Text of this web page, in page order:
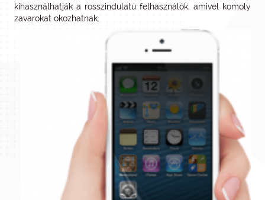
kihasználhatják a rosszindulatú felhasználók, amivel komoly
zavarokat okozhatnak.